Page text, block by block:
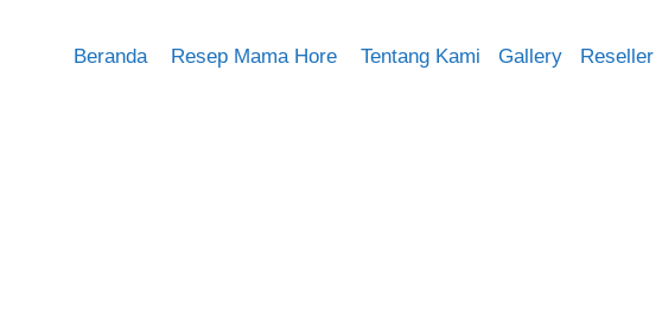
Beranda Resep Mama Hore Tentang Kami Gallery Reseller